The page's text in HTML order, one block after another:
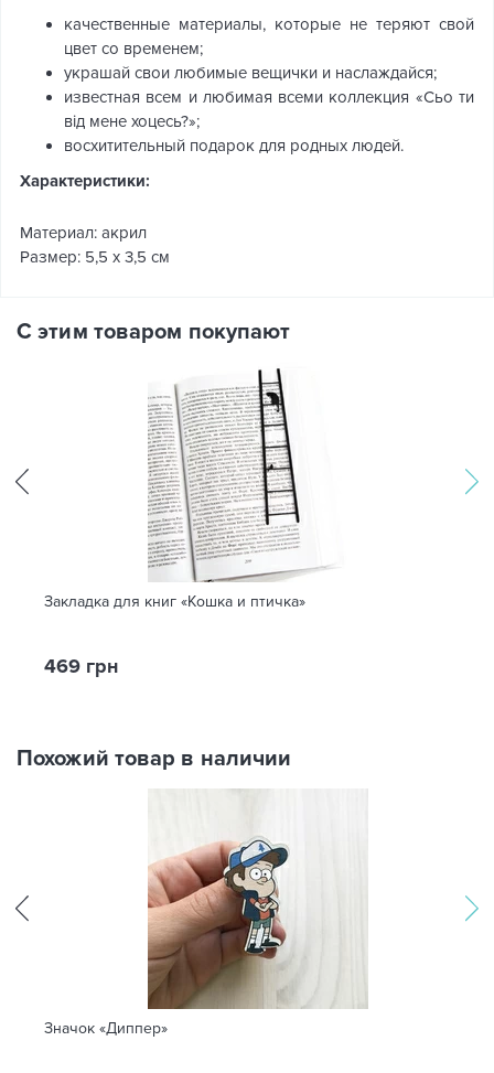
качественные материалы, которые не теряют свой
цвет со временем;
украшай свои любимые вещички и наслаждайся;
известная всем и любимая всеми коллекция «Сьо ти
від мене хоцесь?»;
восхитительный подарок для родных людей.
Характеристики:
Материал: акрил
Размер: 5,5 х 3,5 см
С этим товаром покупают
Закладка для книг «Кошка и птичка»
469 грн
Похожий товар в наличии
Значок «Диппер»